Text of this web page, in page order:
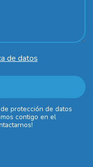
de datos
protección de datos
contigo en el